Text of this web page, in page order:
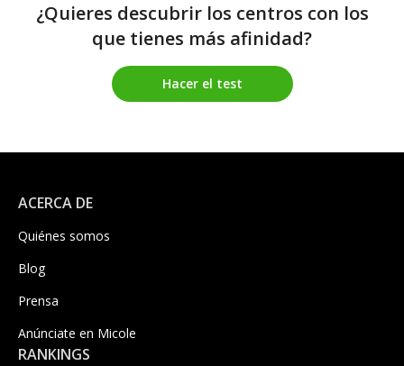
¿Quieres descubrir los centros con los
que tienes más afinidad?
Hacer el test
ACERCA DE
Quiénes somos
Blog
Prensa
Anúnciate en Micole
RANKINGS